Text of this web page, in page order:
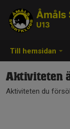
Till hemsidan
Åmåls
U13
Aktiviteten
Aktiviteten du